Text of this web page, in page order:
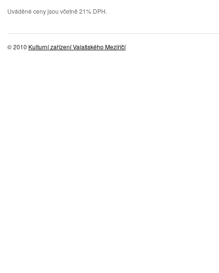
Uváděné ceny jsou včetně 21% DPH.
© 2010 Kulturní zařízení Valašského Meziříčí